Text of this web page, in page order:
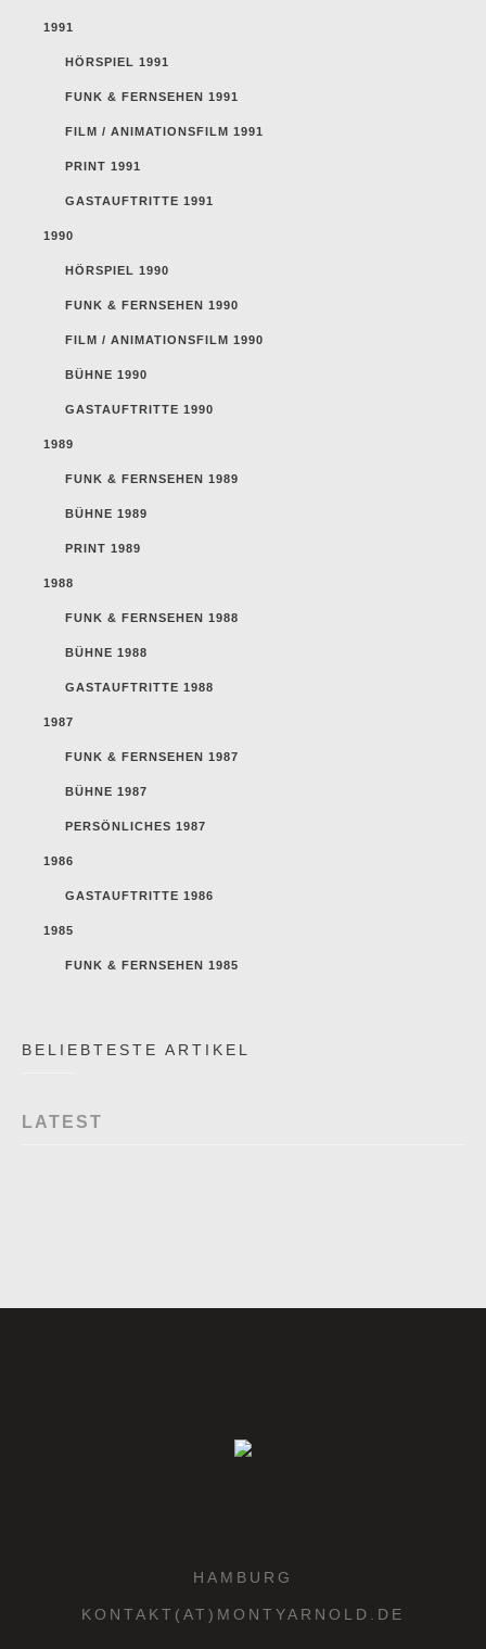
1991
HÖRSPIEL 1991
FUNK & FERNSEHEN 1991
FILM / ANIMATIONSFILM 1991
PRINT 1991
GASTAUFTRITTE 1991
1990
HÖRSPIEL 1990
FUNK & FERNSEHEN 1990
FILM / ANIMATIONSFILM 1990
BÜHNE 1990
GASTAUFTRITTE 1990
1989
FUNK & FERNSEHEN 1989
BÜHNE 1989
PRINT 1989
1988
FUNK & FERNSEHEN 1988
BÜHNE 1988
GASTAUFTRITTE 1988
1987
FUNK & FERNSEHEN 1987
BÜHNE 1987
PERSÖNLICHES 1987
1986
GASTAUFTRITTE 1986
1985
FUNK & FERNSEHEN 1985
BELIEBTESTE ARTIKEL
LATEST
HAMBURG
KONTAKT(AT)MONTYARNOLD.DE